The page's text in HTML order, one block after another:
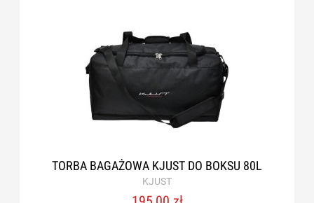
TORBA BAGAŻOWA KJUST DO BOKSU 80L
KJUST